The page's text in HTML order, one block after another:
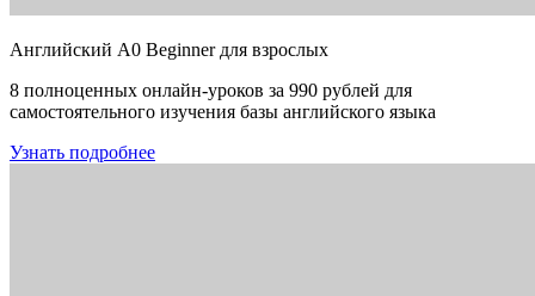
Английский A0 Beginner для взрослых
8 полноценных онлайн-уроков за 990 рублей для
самостоятельного изучения базы английского языка
Узнать подробнее